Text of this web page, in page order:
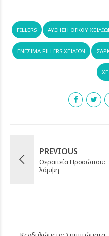
FILLERS ΑΎΞΗΣΗ ΌΓΚΟΥ
ΕΝΈΣΙΜΑ FILLERS ΧΕΙΛΙΏΝ
PREVIOUS
Θεραπεία Προσώπου:
λάμψη